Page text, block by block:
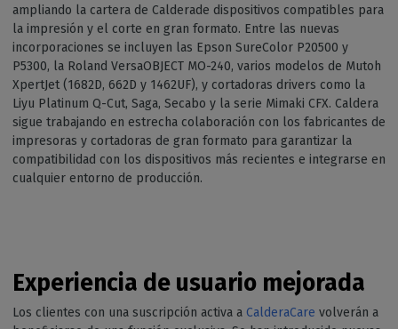
ampliando la cartera de Calderade dispositivos compatibles para
la impresión y el corte en gran formato. Entre las nuevas
incorporaciones se incluyen las Epson SureColor P20500 y
P5300, la Roland VersaOBJECT MO-240, varios modelos de Mutoh
XpertJet (1682D, 662D y 1462UF), y cortadoras drivers como la
Liyu Platinum Q-Cut, Saga, Secabo y la serie Mimaki CFX. Caldera
sigue trabajando en estrecha colaboración con los fabricantes de
impresoras y cortadoras de gran formato para garantizar la
compatibilidad con los dispositivos más recientes e integrarse en
cualquier entorno de producción.
Experiencia de usuario mejorada
Los clientes con una suscripción activa a CalderaCare volverán a